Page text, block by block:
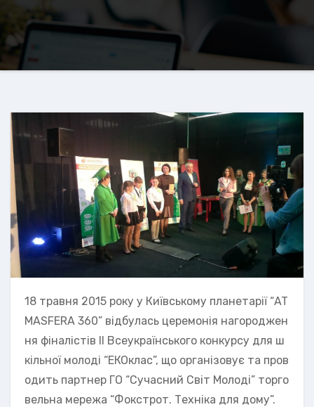
18 травня 2015 року у Київському планетарії “AT
MASFERA 360” відбулась церемонія нагороджен
ня фіналістів II Всеукраїнського конкурсу для ш
кільної молоді “ЕКОклас”, що організовує та пров
одить партнер ГО “Сучасний Світ Молоді” торго
вельна мережа “Фокстрот. Техніка для дому”.